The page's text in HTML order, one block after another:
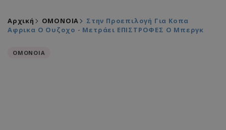
Αρχική ΟΜΟΝΟΙΑ
Στην Προεπιλογή Για Κοπα
Αφρικα Ο Ουζοχο - Μετράει ΕΠΙΣΤΡΟΦΕΣ Ο Μπεργκ
ΟΜΟΝΟΙΑ